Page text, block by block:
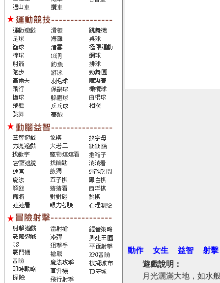
動作 女生 益智
射擊
遊戲說明：
月光灑滿大地，如水